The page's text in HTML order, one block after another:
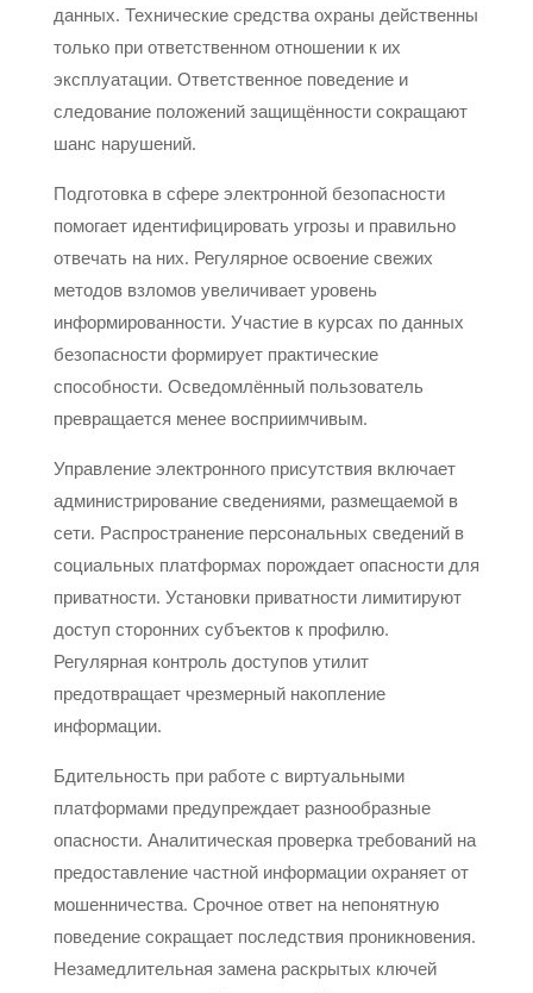
данных. Технические средства охраны действенны
только при ответственном отношении к их
эксплуатации. Ответственное поведение и
следование положений защищённости сокращают
шанс нарушений.
Подготовка в сфере электронной безопасности
помогает идентифицировать угрозы и правильно
отвечать на них. Регулярное освоение свежих
методов взломов увеличивает уровень
информированности. Участие в курсах по данных
безопасности формирует практические
способности. Осведомлённый пользователь
превращается менее восприимчивым.
Управление электронного присутствия включает
администрирование сведениями, размещаемой в
сети. Распространение персональных сведений в
социальных платформах порождает опасности для
приватности. Установки приватности лимитируют
доступ сторонних субъектов к профилю.
Регулярная контроль доступов утилит
предотвращает чрезмерный накопление
информации.
Бдительность при работе с виртуальными
платформами предупреждает разнообразные
опасности. Аналитическая проверка требований на
предоставление частной информации охраняет от
мошенничества. Срочное ответ на непонятную
поведение сокращает последствия проникновения.
Незамедлительная замена раскрытых ключей